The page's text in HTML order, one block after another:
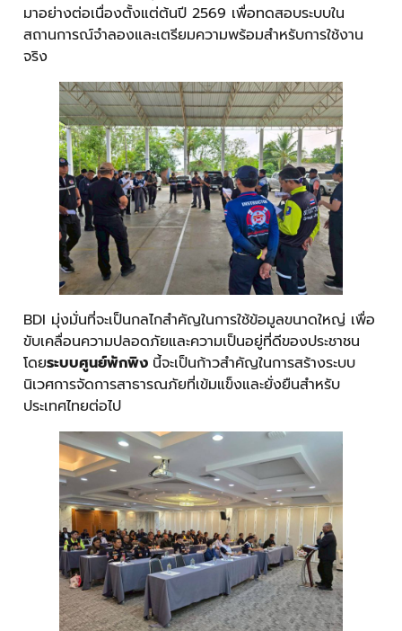
มาอย่างต่อเนื่องตั้งแต่ต้นปี 2569 เพื่อทดสอบระบบใน
สถานการณ์จำลองและเตรียมความพร้อมสำหรับการใช้งาน
จริง
BDI มุ่งมั่นที่จะเป็นกลไกสำคัญในการใช้ข้อมูลขนาดใหญ่ เพื่อ
ขับเคลื่อนความปลอดภัยและความเป็นอยู่ที่ดีของประชาชน
โดยระบบศูนย์พักพิง นี้จะเป็นก้าวสำคัญในการสร้างระบบ
นิเวศการจัดการสาธารณภัยที่เข้มแข็งและยั่งยืนสำหรับ
ประเทศไทยต่อไป